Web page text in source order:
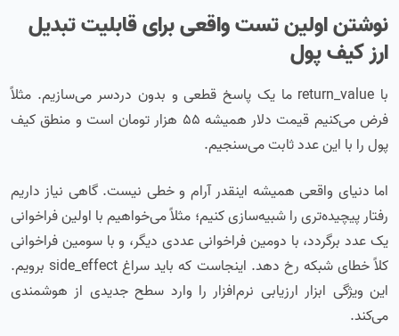
نوشتن اولین تست واقعی برای قابلیت تبدیل
ارز کیف پول
با return_value ما یک پاسخ قطعی و بدون دردسر می‌سازیم. مثلاً
فرض می‌کنیم قیمت دلار همیشه ۵۵ هزار تومان است و منطق کیف
پول را با این عدد ثابت می‌سنجیم.
اما دنیای واقعی همیشه اینقدر آرام و خطی نیست. گاهی نیاز داریم
رفتار پیچیده‌تری را شبیه‌سازی کنیم؛ مثلاً می‌خواهیم با اولین فراخوانی
یک عدد برگردد، با دومین فراخوانی عددی دیگر، و با سومین فراخوانی
کلاً خطای شبکه رخ دهد. اینجاست که باید سراغ side_effect برویم.
این ویژگی ابزار ارزیابی نرم‌افزار را وارد سطح جدیدی از هوشمندی
می‌کند.